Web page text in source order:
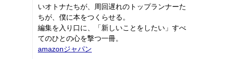
いオトナたちが、周回遅れのトップランナーた
ちが、僕に本をつくらせる。
編集を入り口に、「新しいことをしたい」すべ
てのひとの心を撃つ一冊。
amazonジャパン